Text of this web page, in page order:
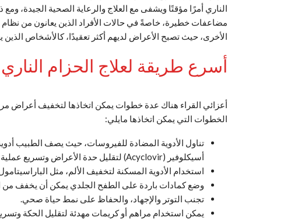
الناري أمرًا مؤقتًا ويشفى مع العلاج والرعاية الصحية الجيدة،
مضاعفات خطيرة، خاصةً في حالات الأفراد الذين يعانون من
الأخرى، حيث تصبح الأعراض لديهم أكثر تعقيدًا، كالأشخاص
أسرع طريقة لعلاج الحزام الناري
أعزائي القراء هناك عدة خطوات يمكن اتخاذها لتخفيف أعراض
الخطوات التي يمكن اتخاذها مايلي:
أسيكلوفير (Acyclovir) لتقليل حدة الأعراض وتسريع عملية الشفاء.
استخدام الأدوية المسكنة لتخفيف الألم، مثل الباراسيتامول
وضع كمادات باردة على الطفح الجلدي يمكن أن يخفف من
تجنب التوتر والإجهاد، والحفاظ على نمط حياة صحي.
يمكن استخدام مراهم أو كريمات مهدئة لتقليل الحكة